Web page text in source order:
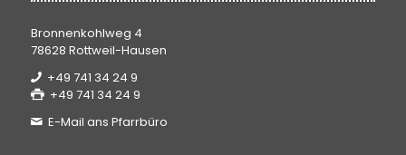
Bronnenkohlweg 4
78628 Rottweil-Hausen
+49 741 34 24 9
+49 741 34 24 9
E-Mail ans Pfarrbüro